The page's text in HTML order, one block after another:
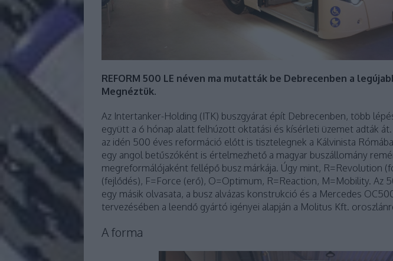
REFORM 500 LE néven ma mutatták be Debrecenben a
Megnéztük.
Az Intertanker-Holding (ITK) buszgyárat épít Debrecenben, több
együtt a 6 hónap alatt felhúzott oktatási és kísérleti üzemet adták át.
az idén 500 éves reformáció előtt is tisztelegnek a Kálvinista
egy angol betűszóként is értelmezhető a magyar buszállomány
megreformálójaként fellépő busz márkája. Úgy mint, R=Revolution
(fejlődés), F=Force (erő), O=Optimum, R=Reaction, M=Mobility. Az
egy másik olvasata, a busz alvázas konstrukció és a Mercedes
tervezésében a leendő gyártó igényei alapján a Molitus Kft.
A forma